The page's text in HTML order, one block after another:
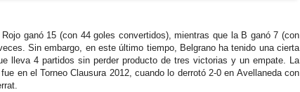
ganó 15 (con 44 goles convertidos), mientras que la B ganó 7 (con
Sin embargo, en este último tiempo, Belgrano ha tenido una cierta
lleva 4 partidos sin perder producto de tres victorias y un empate. La
en el Torneo Clausura 2012, cuando lo derrotó 2-0 en Avellaneda con